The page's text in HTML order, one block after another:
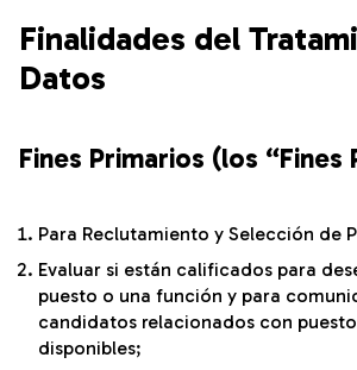
Finalidades del
Datos
Fines Primarios (los “Fines
Para Reclutamiento y Selección de
Evaluar si están calificados para
puesto o una función y para
candidatos relacionados con
disponibles;